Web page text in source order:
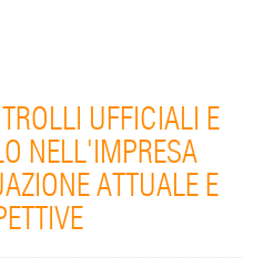
UFFICIALI E
NELL'IMPRESA
ATTUALE E